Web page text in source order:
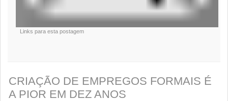
Links para esta postagem
CRIAÇÃO DE EMPREGOS FORMAIS É
A PIOR EM DEZ ANOS